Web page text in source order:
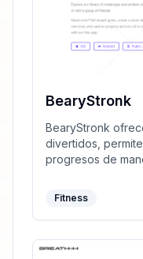
BearyStronk
BearyStronk
divertidos,
progresos de
Fitness